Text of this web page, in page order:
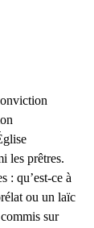
les prêtres.
: qu’est-ce à
ou un laïc
sur